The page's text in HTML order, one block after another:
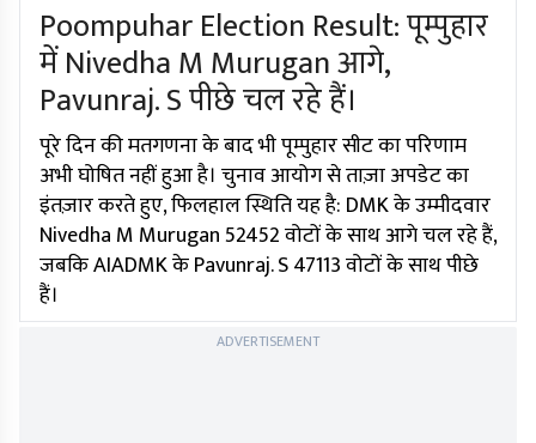
Poompuhar Election Result: पूम्पुहार
में Nivedha M Murugan आगे,
Pavunraj. S पीछे चल रहे हैं।
पूरे दिन की मतगणना के बाद भी पूम्पुहार सीट का परिणाम
अभी घोषित नहीं हुआ है। चुनाव आयोग से ताज़ा अपडेट का
इंतज़ार करते हुए, फिलहाल स्थिति यह है: DMK के उम्मीदवार
Nivedha M Murugan 52452 वोटों के साथ आगे चल रहे हैं,
जबकि AIADMK के Pavunraj. S 47113 वोटों के साथ पीछे
हैं।
ADVERTISEMENT